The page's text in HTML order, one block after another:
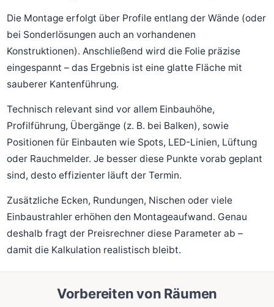
Die Montage erfolgt über Profile entlang der Wände (oder
bei Sonderlösungen auch an vorhandenen
Konstruktionen). Anschließend wird die Folie präzise
eingespannt – das Ergebnis ist eine glatte Fläche mit
sauberer Kantenführung.
Technisch relevant sind vor allem Einbauhöhe,
Profilführung, Übergänge (z. B. bei Balken), sowie
Positionen für Einbauten wie Spots, LED-Linien, Lüftung
oder Rauchmelder. Je besser diese Punkte vorab geplant
sind, desto effizienter läuft der Termin.
Zusätzliche Ecken, Rundungen, Nischen oder viele
Einbaustrahler erhöhen den Montageaufwand. Genau
deshalb fragt der Preisrechner diese Parameter ab –
damit die Kalkulation realistisch bleibt.
Vorbereiten von Räumen